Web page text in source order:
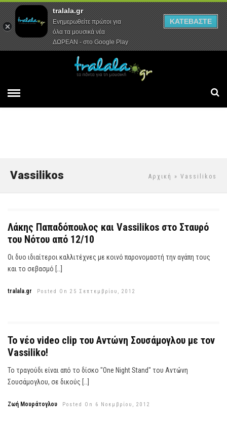
Αρχική Συνεντεύξεις Ρεπορτάζ
Αρχική » Vassilikos
Vassilikos
Λάκης Παπαδόπουλος και Vassilikos στο Σταυρό
του Νότου από 12/10
Οι δυο ιδιαίτεροι καλλιτέχνες με κοινό παρονομαστή την αγάπη τους
και το σεβασμό […]
tralala.gr Posted On 25 Σεπτεμβρίου, 2012
Το νέο video clip του Αντώνη Σουσάμογλου με τον
Vassiliko!
Το τραγούδι είναι από το δίσκο "One Night Stand" του Αντώνη
Σουσάμογλου, σε δικούς […]
Ζωή Μουράτογλου Posted On 6 Νοεμβρίου, 2012
tralala.gr
Ενημερωθείτε πρώτοι για
όλα τα μουσικά νέα
ΔΩΡΕΑΝ - στο Google Play
ΚΑΤΕΒΑΣΤΕ